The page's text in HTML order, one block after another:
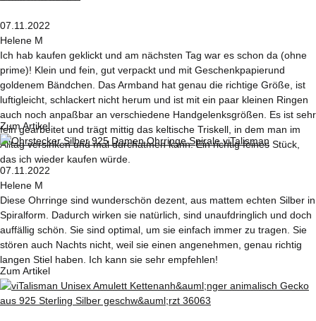
07.11.2022
Helene M
Ich hab kaufen geklickt und am nächsten Tag war es schon da (ohne
prime)! Klein und fein, gut verpackt und mit Geschenkpapierund
goldenem Bändchen. Das Armband hat genau die richtige Größe, ist
luftigleicht, schlackert nicht herum und ist mit ein paar kleinen Ringen
auch noch anpaßbar an verschiedene Handgelenksgrößen. Es ist sehr
fein gearbeitet und trägt mittig das keltische Triskell, in dem man im
Alltag versinken und mal durchatmen kann. Ein richtig feines Stück,
das ich wieder kaufen würde.
Zum Artikel
07.11.2022
Helene M
Diese Ohrringe sind wunderschön dezent, aus mattem echten Silber in
Spiralform. Dadurch wirken sie natürlich, sind unaufdringlich und doch
auffällig schön. Sie sind optimal, um sie einfach immer zu tragen. Sie
stören auch Nachts nicht, weil sie einen angenehmen, genau richtig
langen Stiel haben. Ich kann sie sehr empfehlen!
Zum Artikel